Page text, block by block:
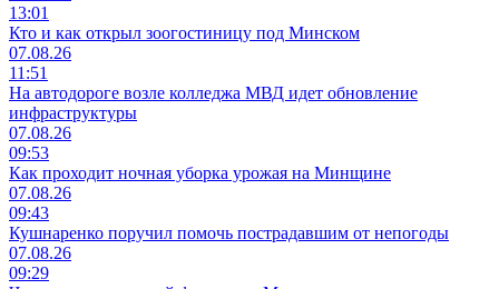
13:01
Кто и как открыл зоогостиницу под Минском
07.08.26
11:51
На автодороге возле колледжа МВД идет обновление
инфраструктуры
07.08.26
09:53
Как проходит ночная уборка урожая на Минщине
07.08.26
09:43
Кушнаренко поручил помочь пострадавшим от непогоды
07.08.26
09:29